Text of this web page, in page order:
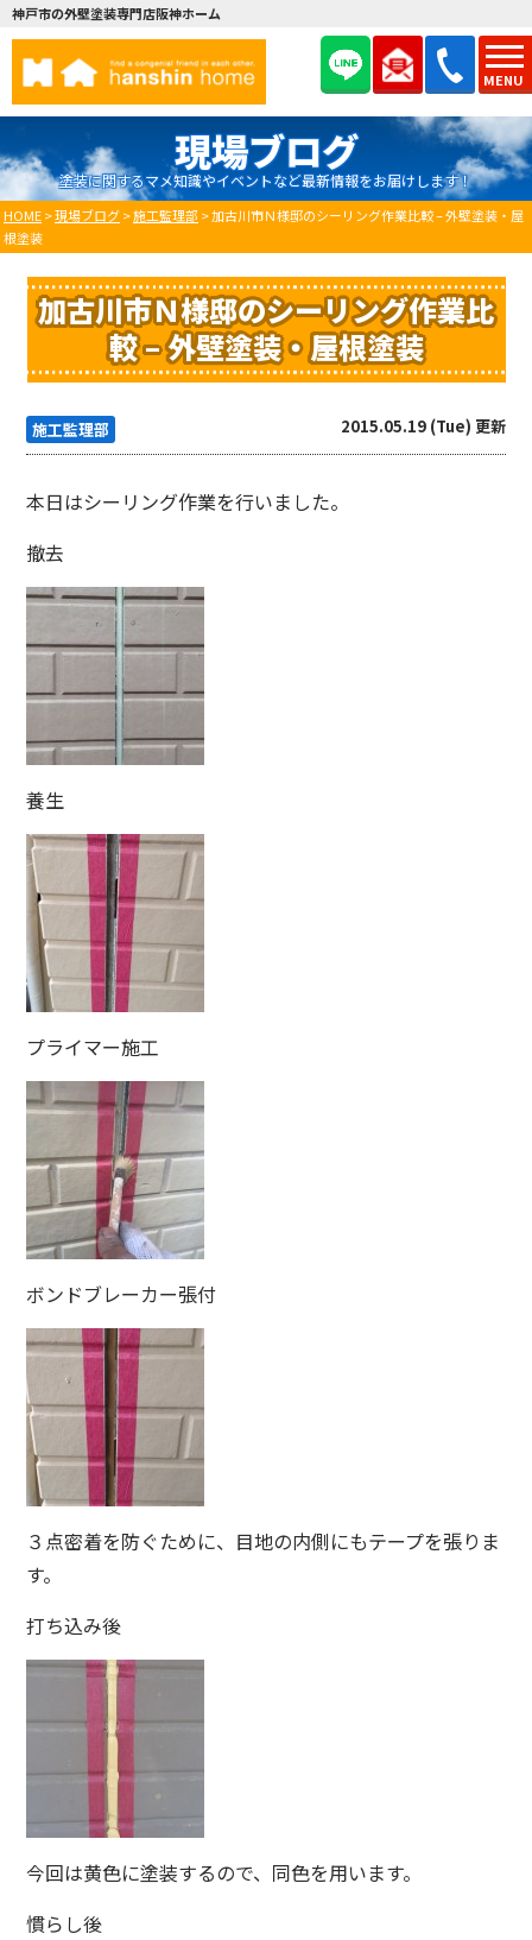
MENU
神戸市の外壁塗装専門店阪神ホーム
現場ブログ
塗装に関するマメ知識やイベントなど最新情報をお届けします！
HOME>現場ブログ>施工監理部 >加古川市Ｎ様邸のシーリング作業比較 – 外壁塗装・屋
根塗装
加古川市Ｎ様邸のシーリング作業比
較 – 外壁塗装・屋根塗装
施工監理部 2015.05.19 (Tue) 更新
本日はシーリング作業を行いました。
撤去
養生
プライマー施工
ボンドブレーカー張付
３点密着を防ぐために、目地の内側にもテープを張りま
す。
打ち込み後
今回は黄色に塗装するので、同色を用います。
慣らし後